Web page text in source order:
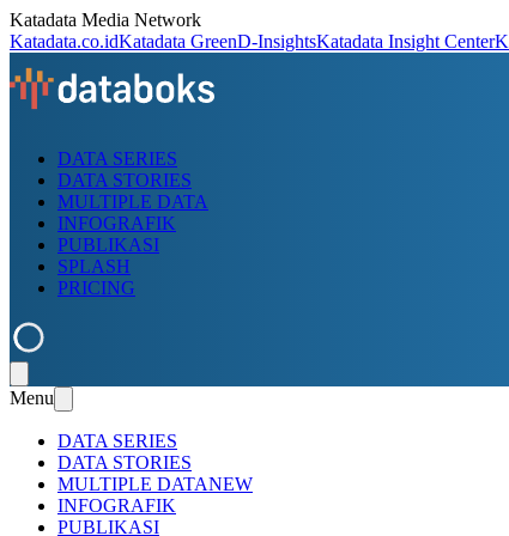
Katadata Media Network
Katadata.co.idKatadata GreenD-InsightsKatadata Insight Center
DATA SERIES
DATA STORIES
MULTIPLE DATA
INFOGRAFIK
PUBLIKASI
SPLASH
PRICING
Menu
DATA SERIES
DATA STORIES
MULTIPLE DATANEW
INFOGRAFIK
PUBLIKASI